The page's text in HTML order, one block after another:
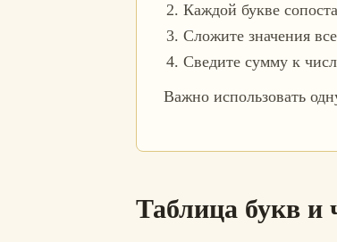
Каждой букве
Сложите значения
Сведите сумму к
Важно использовать
Таблица букв и